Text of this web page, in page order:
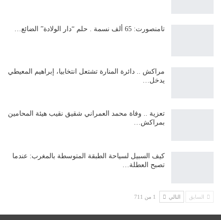
تامنصورت: 65 ألف نسمة . حلم “دار الولادة” الضائع…
مراكش .. دائرة المنارة تشتعل انتخابيا، إبراهيم المعيطي
يدخل…
تعزية .. وفاة محمد العمراني شقيق نقيب هيئة المحامين
بمراكش…
كيف السبيل لسياحة الطبقة المتوسطة بالمغرب: عندما
تصبح العطلة…
السابق التالي 1 من 711